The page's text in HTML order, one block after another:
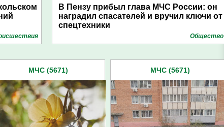
В Пензу прибыл глава МЧС России: он
наградил спасателей и вручил ключи от
спецтехники
Общество
МЧС (5671) МЧС (5671)